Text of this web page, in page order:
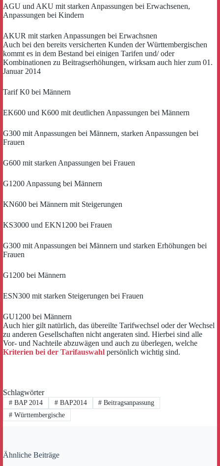
AGU und AKU mit starken Anpassungen bei Erwachsenen,
Anpassungen bei Kindern
AKUR mit starken Anpassungen bei Erwachsnen
Auch bei den bereits versicherten Kunden der Württembergischen
kommt es in dem Bestand bei einigen Tarifen und/ oder
Kombinationen zu Beitragserhöhungen, wirksam auch hier zum 01.
Januar 2014
Tarif K0 bei Männern
EK600 und K600 mit deutlichen Anpassungen bei Männern
G300 mit Anpassungen bei Männern, starken Anpassungen bei
Frauen
G600 mit starken Anpassungen bei Frauen
G1200 Anpassung bei Männern
KN600 bei Männern mit Steigerungen
KS3000 und EKN1200 bei Frauen
G300 mit Anpassungen bei Männern und starken Erhöhungen bei
Frauen
G1200 bei Männern
ESN300 mit starken Steigerungen bei Frauen
GU1200 bei Männern
Auch hier gilt natürlich, das übereilte Tarifwechsel oder der Wechsel
zu anderen Gesellschaften nicht angeraten sind. Hierbei sind alle
Vor- und Nachteile abzuwägen und auch zu überlegen, welche
Kriterien bei der Tarifauswahl persönlich wichtig sind.
Schlagwörter
#BAP 2014 #BAP2014 # Beitragsanpassung
#Württembergische
Ähnliche Beiträge